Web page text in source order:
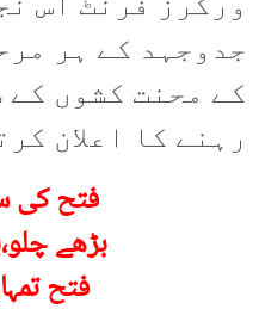
جدوجہد کے ہر
کے محنت کشوں
رہنے کا اعلان
فتح کی
بڑھے
فتح